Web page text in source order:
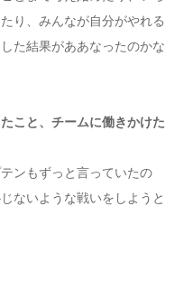
り、みんなが自分がやれる
た結果がああなったのかな
こと、チームに働きかけた
ンもずっと言っていたの
ないような戦いをしようと